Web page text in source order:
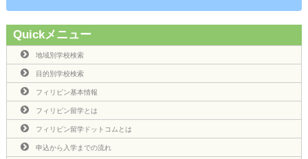
Quickメニュー
地域別学校検索
目的別学校検索
フィリピン基本情報
フィリピン留学とは
フィリピン留学ドットコムとは
申込から入学までの流れ